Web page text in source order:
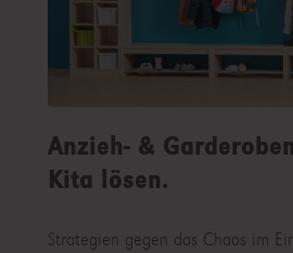
Anzieh- &
Kita lösen.
Strategien gegen das Chaos im